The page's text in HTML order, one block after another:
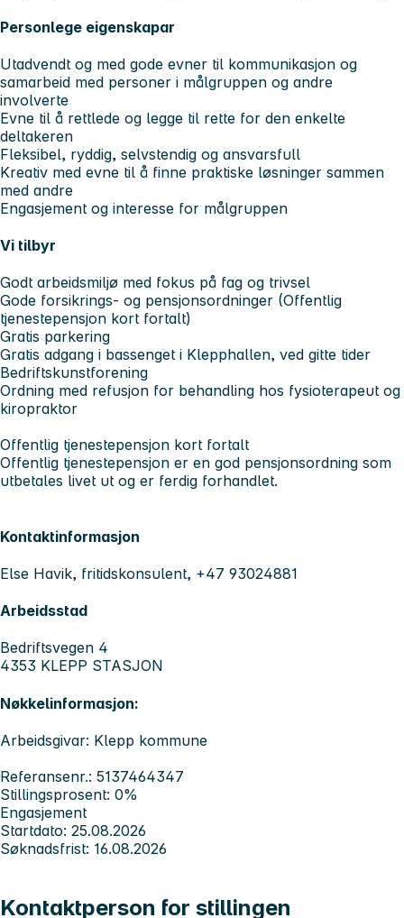
Personlege eigenskapar
Utadvendt og med gode evner til kommunikasjon og
samarbeid med personer i målgruppen og andre
involverte
Evne til å rettlede og legge til rette for den enkelte
deltakeren
Fleksibel, ryddig, selvstendig og ansvarsfull
Kreativ med evne til å finne praktiske løsninger sammen
med andre
Engasjement og interesse for målgruppen
Vi tilbyr
Godt arbeidsmiljø med fokus på fag og trivsel
Gode forsikrings- og pensjonsordninger (Offentlig
tjenestepensjon kort fortalt)
Gratis parkering
Gratis adgang i bassenget i Klepphallen, ved gitte tider
Bedriftskunstforening
Ordning med refusjon for behandling hos fysioterapeut og
kiropraktor
Offentlig tjenestepensjon kort fortalt
Offentlig tjenestepensjon er en god pensjonsordning som
utbetales livet ut og er ferdig forhandlet.
Kontaktinformasjon
Else Havik, fritidskonsulent, +47 93024881
Arbeidsstad
Bedriftsvegen 4
4353 KLEPP STASJON
Nøkkelinformasjon:
Arbeidsgivar: Klepp kommune
Referansenr.: 5137464347
Stillingsprosent: 0%
Engasjement
Startdato: 25.08.2026
Søknadsfrist: 16.08.2026
Kontaktperson for stillingen